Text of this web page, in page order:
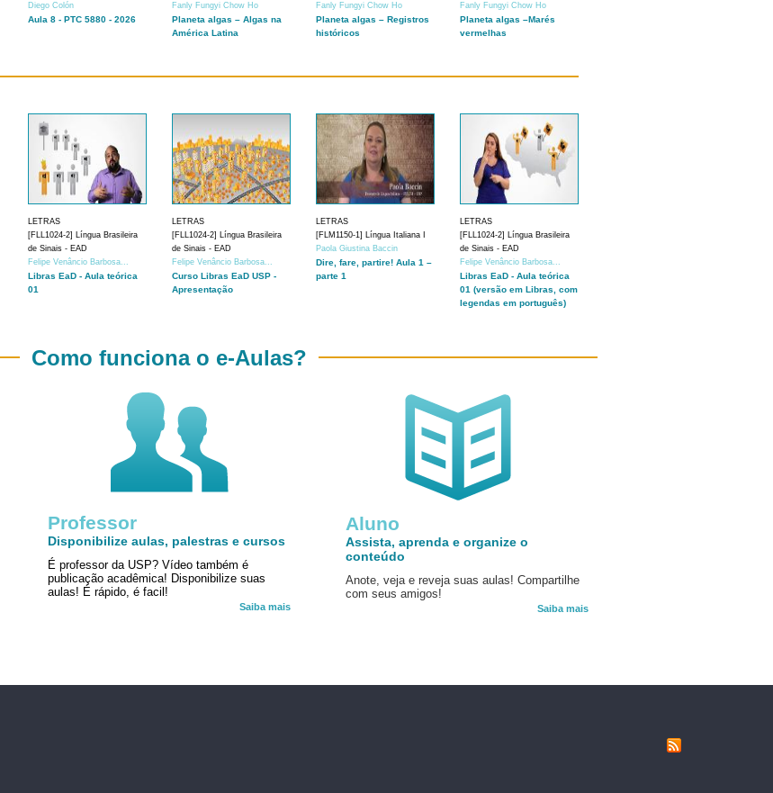
Diego Colón
Aula 8 - PTC 5880 - 2026
Fanly Fungyi Chow Ho
Planeta algas – Algas na
América Latina
Fanly Fungyi Chow Ho
Planeta algas – Registros
históricos
Fanly Fungyi Chow Ho
Planeta algas –Marés
vermelhas
LETRAS
[FLL1024-2] Língua Brasileira
de Sinais - EAD
Felipe Venâncio Barbosa...
Libras EaD - Aula teórica
01
LETRAS
[FLL1024-2] Língua Brasileira
de Sinais - EAD
Felipe Venâncio Barbosa...
Curso Libras EaD USP -
Apresentação
LETRAS
[FLM1150-1] Língua Italiana I
Paola Giustina Baccin
Dire, fare, partire! Aula 1 –
parte 1
LETRAS
[FLL1024-2] Língua Brasileira
de Sinais - EAD
Felipe Venâncio Barbosa...
Libras EaD - Aula teórica
01 (versão em Libras, com
legendas em português)
Aluno
Assista, aprenda e organize o
conteúdo
Anote, veja e reveja suas aulas! Compartilhe
com seus amigos!
Saiba mais
Como funciona o e-Aulas?
Professor
Disponibilize aulas, palestras e cursos
É professor da USP? Vídeo também é
publicação acadêmica! Disponibilize suas
aulas! É rápido, é facil!
Saiba mais